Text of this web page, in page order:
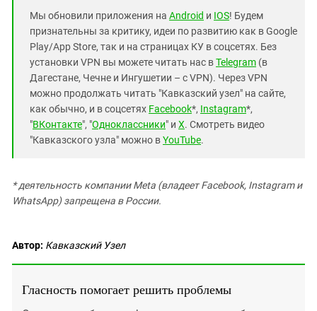
Мы обновили приложения на Android и IOS! Будем
признательны за критику, идеи по развитию как в Google
Play/App Store, так и на страницах КУ в соцсетях. Без
установки VPN вы можете читать нас вTelegram (в
Дагестане, Чечне и Ингушетии – с VPN). Через VPN
можно продолжать читать "Кавказский узел" на сайте,
как обычно, и в соцсетях Facebook*, Instagram*,
"ВКонтакте", "Одноклассники" и X. Смотреть видео
"Кавказского узла" можно вYouTube.
* деятельность компании Meta (владеет Facebook, Instagram и
WhatsApp) запрещена в России.
Автор: Кавказский Узел
Гласность помогает решить проблемы